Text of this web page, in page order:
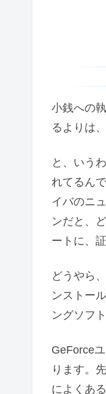
小銭への
るよりは
と、いう
れてるん
イバのニ
ンだと、
ートに、
どうやら
ンストー
ングソフ
GeForce
ります。
によくあ